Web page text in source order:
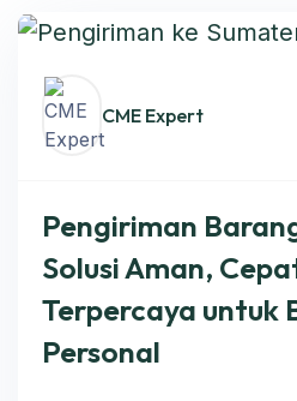
CME Expert
Pengiriman
Solusi Aman,
Terpercaya untuk
Personal